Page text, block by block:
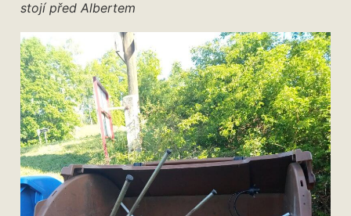
stojí před Albertem